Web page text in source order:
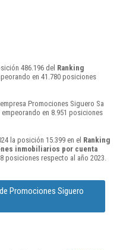
486.196 del Ranking
en 41.780 posiciones
Promociones Siguero Sa
en 8.951 posiciones
la posición 15.399 en el Ranking
inmobiliarios por cuenta
posiciones respecto al año 2023.
Promociones Siguero